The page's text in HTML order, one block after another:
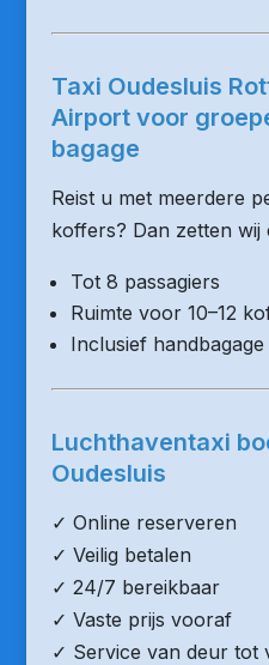
Taxi Oudesluis
Airport voor
bagage
Reist u met meerdere
koffers? Dan zetten wij
Tot 8 passagiers
Ruimte voor 10–12
Inclusief handbagage
Luchthaventaxi
Oudesluis
✓ Online reserveren
✓ Veilig betalen
✓ 24/7 bereikbaar
✓ Vaste prijs vooraf
✓ Service van deur tot